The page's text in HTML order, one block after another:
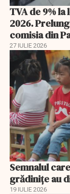
TVA de 9%
2026.
comisia din
27 IULIE 2026
Semnalul
grădinițe au
19 IULIE 2026